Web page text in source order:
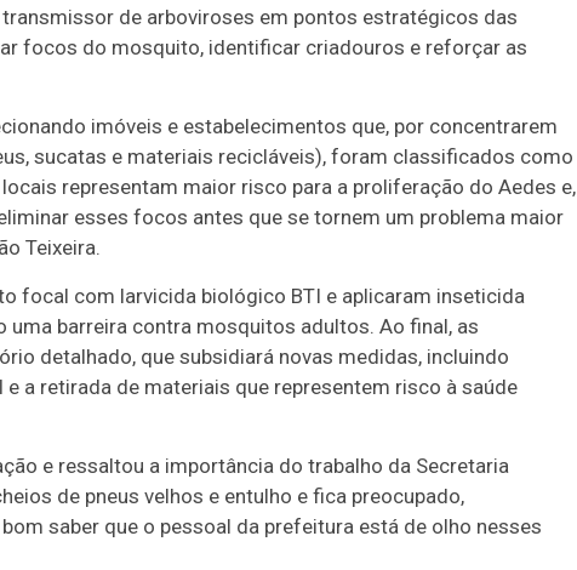
de arboviroses em pontos estratégicos das
focos do mosquito, identificar criadouros e reforçar as
imóveis e estabelecimentos que, por concentrarem
sucatas e materiais recicláveis), foram classificados como
representam maior risco para a proliferação do Aedes e,
esses focos antes que se tornem um problema maior
Teixeira.
focal com larvicida biológico BTI e aplicaram inseticida
barreira contra mosquitos adultos. Ao final, as
detalhado, que subsidiará novas medidas, incluindo
a retirada de materiais que representem risco à saúde
e ressaltou a importância do trabalho da Secretaria
de pneus velhos e entulho e fica preocupado,
saber que o pessoal da prefeitura está de olho nesses